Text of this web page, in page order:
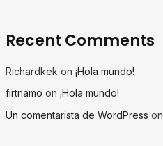
Recent Comments
Richardkek on ¡Hola mundo!
firtnamo on ¡Hola mundo!
Un comentarista de WordPress on